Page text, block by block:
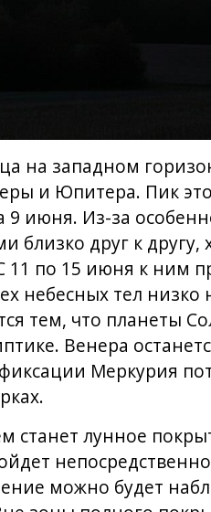
на западном
и Юпитера. Пик
9 июня. Из-за
близко друг к
по 15 июня к ним
небесных тел
тем, что планеты
Венера
Меркурия
станет лунное
можно будет